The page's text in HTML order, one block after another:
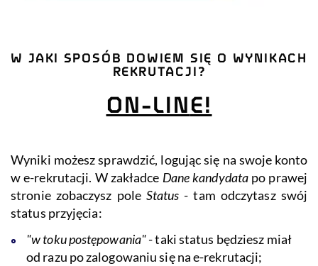
W JAKI SPOSÓB DOWIEM SIĘ O WYNIKACH
REKRUTACJI?
ON-LINE!
Wyniki możesz sprawdzić, logując się na swoje konto
w e-rekrutacji. W zakładce Dane kandydata po prawej
stronie zobaczysz pole Status - tam odczytasz swój
status przyjęcia:
"w toku postępowania"- taki status będziesz miał
od razu po zalogowaniu się na e-rekrutacji;